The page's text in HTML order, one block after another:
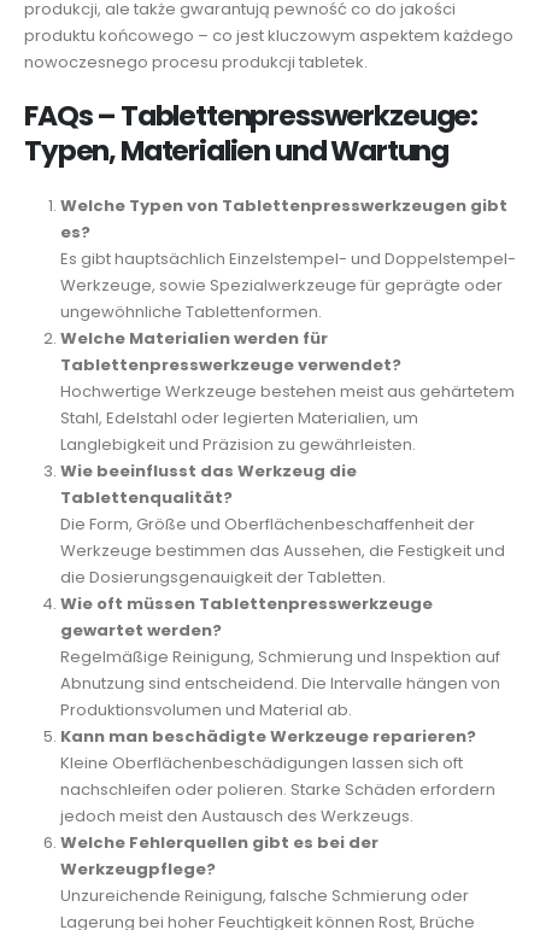
produkcji, ale także gwarantują pewność co do jakości
produktu końcowego – co jest kluczowym aspektem każdego
nowoczesnego procesu produkcji tabletek.
FAQs – Tablettenpresswerkzeuge:
Typen, Materialien und Wartung
Welche Typen von Tablettenpresswerkzeugen gibt
es?
Es gibt hauptsächlich Einzelstempel- und Doppelstempel-
Werkzeuge, sowie Spezialwerkzeuge für geprägte oder
ungewöhnliche Tablettenformen.
Welche Materialien werden für
Tablettenpresswerkzeuge verwendet?
Hochwertige Werkzeuge bestehen meist aus gehärtetem
Stahl, Edelstahl oder legierten Materialien, um
Langlebigkeit und Präzision zu gewährleisten.
Wie beeinflusst das Werkzeug die
Tablettenqualität?
Die Form, Größe und Oberflächenbeschaffenheit der
Werkzeuge bestimmen das Aussehen, die Festigkeit und
die Dosierungsgenauigkeit der Tabletten.
Wie oft müssen Tablettenpresswerkzeuge
gewartet werden?
Regelmäßige Reinigung, Schmierung und Inspektion auf
Abnutzung sind entscheidend. Die Intervalle hängen von
Produktionsvolumen und Material ab.
Kann man beschädigte Werkzeuge reparieren?
Kleine Oberflächenbeschädigungen lassen sich oft
nachschleifen oder polieren. Starke Schäden erfordern
jedoch meist den Austausch des Werkzeugs.
Welche Fehlerquellen gibt es bei der
Werkzeugpflege?
Unzureichende Reinigung, falsche Schmierung oder
Lagerung bei hoher Feuchtigkeit können Rost, Brüche